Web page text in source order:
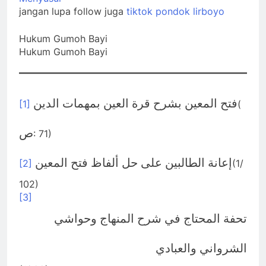
jangan lupa follow juga tiktok pondok lirboyo
Hukum Gumoh Bayi
Hukum Gumoh Bayi
[1] فتح المعين بشرح قرة العين بمهمات الدين(
ص: 71)
[2] إعانة الطالبين على حل ألفاظ فتح المعين (1/
102)
[3]
تحفة المحتاج في شرح المنهاج وحواشي
الشرواني والعبادي